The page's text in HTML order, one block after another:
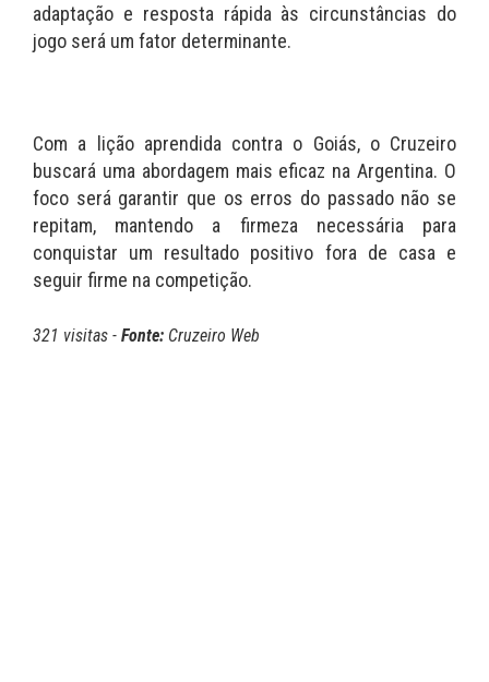
adaptação e resposta rápida às circunstâncias do
jogo será um fator determinante.
Com a lição aprendida contra o Goiás, o Cruzeiro
buscará uma abordagem mais eficaz na Argentina. O
foco será garantir que os erros do passado não se
repitam, mantendo a firmeza necessária para
conquistar um resultado positivo fora de casa e
seguir firme na competição.
321 visitas - Fonte: Cruzeiro Web